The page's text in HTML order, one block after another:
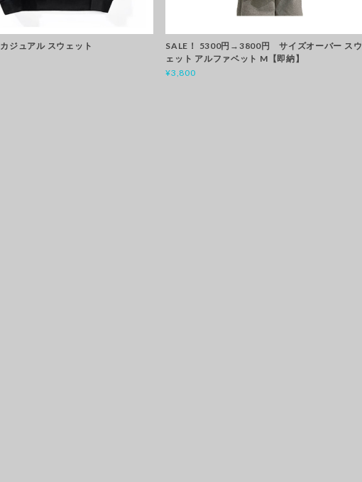
ジュアル スウェット
SALE！ 5300円→3800円 サイズオーバー スウ
ェット アルファベット M【即納】
¥3,800